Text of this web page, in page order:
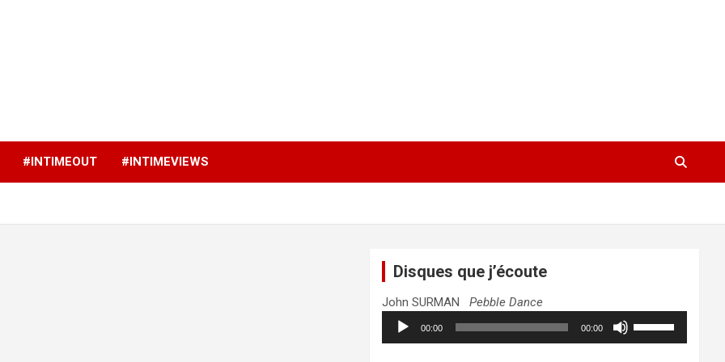
#INTIMEOUT #INTIMEVIEWS
Disques que j’écoute
John SURMANPebble Dance
Lecteur
audio
00:00 00:00